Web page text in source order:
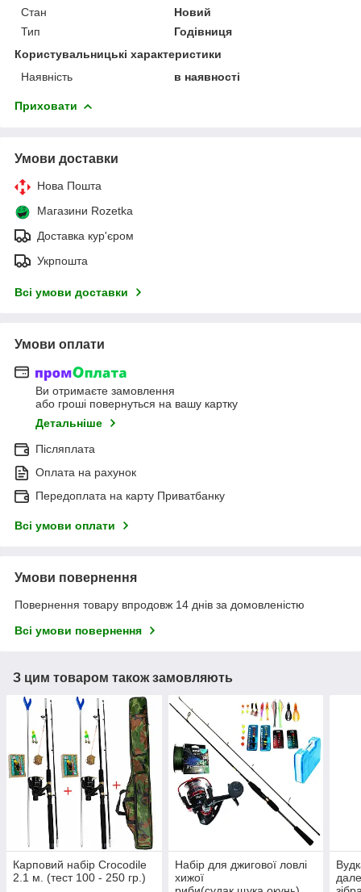
Стан
Новий
Тип
Годівниця
Користувальницькі характеристики
Наявність
в наявності
Приховати
Умови доставки
Нова Пошта
Магазини Rozetka
Доставка кур'єром
Укрпошта
Всі умови доставки
Умови оплати
Ви отримаєте замовлення
або гроші повернуться на вашу картку
Детальніше
Післяплата
Оплата на рахунок
Передоплата на карту Приватбанку
Всі умови оплати
Умови повернення
Повернення товару впродовж 14 днів за домовленістю
Всі умови повернення
З цим товаром також замовляють
Карповий набір Crocodile
2.1 м. (тест 100 - 250 гр.)
Набір для джигової ловлі
хижої